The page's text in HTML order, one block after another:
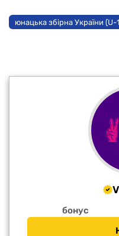
юнацька збірна України (U-
бонус